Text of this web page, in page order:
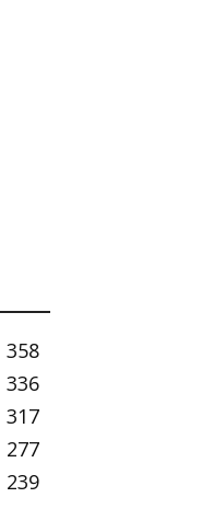
358
336
317
277
239